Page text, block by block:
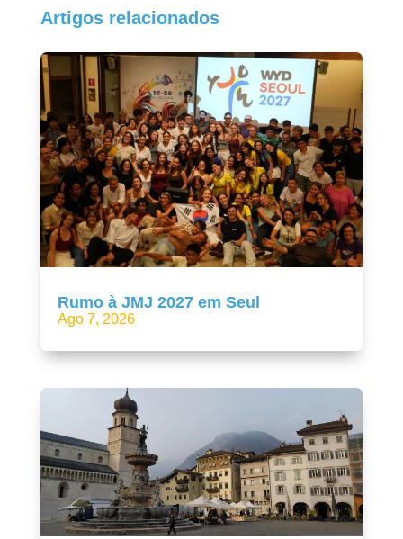
Artigos relacionados
Rumo à JMJ 2027 em Seul
Ago 7, 2026